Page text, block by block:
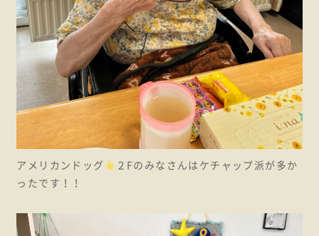
アメリカンドッグ
２Fのみなさんはケチャップ派が多か
ったです！！